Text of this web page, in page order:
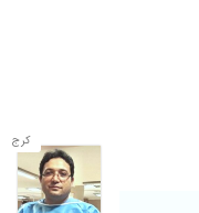
کرج